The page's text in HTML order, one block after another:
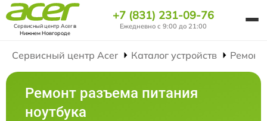
Сервисный центр Acerв
Нижнем Новгороде
+7 (831) 231-09-76
Ежедневно с 9:00 до 21:00
Сервисный центр Acer Каталог устройств Ремонт
Ремонт разъема питания
ноутбука